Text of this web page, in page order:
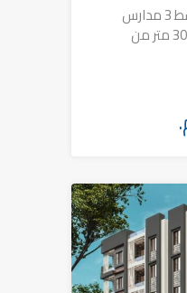
مكتبة أستلام فوري وسط 3 مدارس
انترناشيونال علي بعد 300 متر من